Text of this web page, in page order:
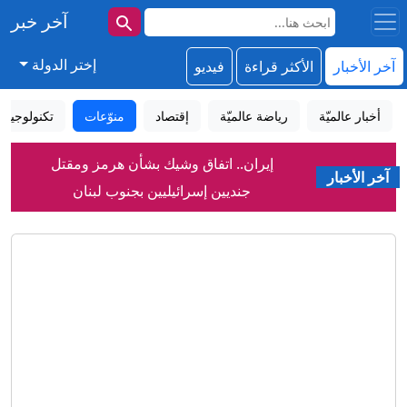
آخر خبر
آخر الأخبار الأكثر قراءة فيديو إختر الدولة
أخبار عالميّة رياضة عالميّة إقتصاد منوّعات تكنولوجيا
آخر الأخبار
إيران.. اتفاق وشيك بشأن هرمز ومقتل
جنديين إسرائيليين بجنوب لبنان
حرب إيران: سماع دوي انفجارين في هرمز،